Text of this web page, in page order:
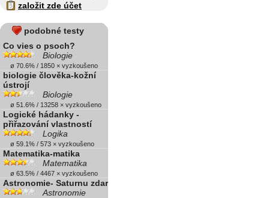
založit zde účet
podobné testy
Co vies o psoch?
Biologie
ø 70.6% / 1850 × vyzkoušeno
biologie člověka-kožní
ústrojí
Biologie
ø 51.6% / 13258 × vyzkoušeno
Logické hádanky -
přiřazování vlastností
Logika
ø 59.1% / 573 × vyzkoušeno
Matematika-matika
Matematika
ø 63.5% / 4467 × vyzkoušeno
Astronomie- Saturnu zdar
Astronomie